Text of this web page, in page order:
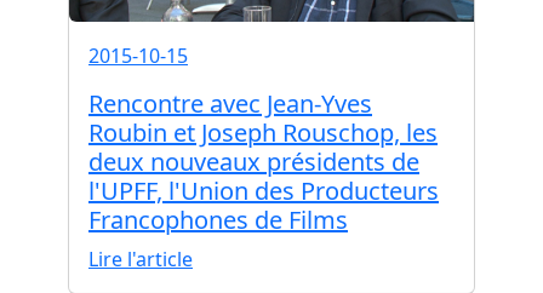
2015-10-15
Rencontre avec Jean-Yves
Roubin et Joseph Rouschop, les
deux nouveaux présidents de
l'UPFF, l'Union des Producteurs
Francophones de Films
Lire l'article